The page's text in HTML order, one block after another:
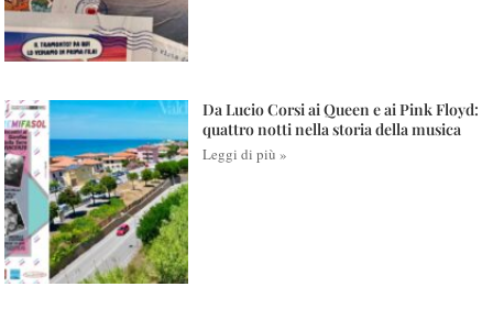
Da Lucio Corsi ai Queen e ai Pink Floyd:
quattro notti nella storia della musica
Leggi di più »